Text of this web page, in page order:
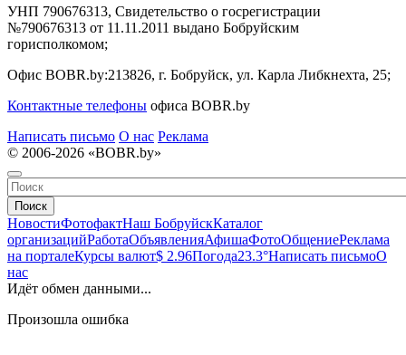
УНП 790676313, Свидетельство о госрегистрации
№790676313 от 11.11.2011 выдано Бобруйским
горисполкомом;
Офис BOBR.by:213826, г. Бобруйск, ул. Карла Либкнехта, 25;
Контактные телефоны офиса BOBR.by
Написать письмо О нас Реклама
© 2006-2026 «BOBR.by»
Поиск
НовостиФотофактНаш БобруйскКаталог
организацийРаботаОбъявленияАфишаФотоОбщениеРеклама
на порталеКурсы валют$ 2.96Погода23.3°Написать письмоО
нас
Идёт обмен данными...
Произошла ошибка